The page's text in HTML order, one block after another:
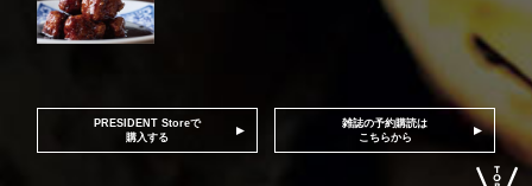
PRESIDENT Storeで
購入する
雑誌の予約購読は
こちらから